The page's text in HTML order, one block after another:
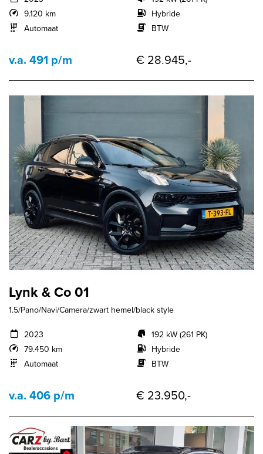
9.120 km
Automaat
Hybride
BTW
v.a. 491 p/m € 28.945,-
Lynk & Co 01
1.5/Pano/Navi/Camera/zwart hemel/black style
2023
79.450 km
Automaat
192 kW (261 PK)
Hybride
BTW
v.a. 406 p/m € 23.950,-